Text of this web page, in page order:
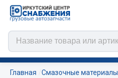
Главная Смазочные материалы